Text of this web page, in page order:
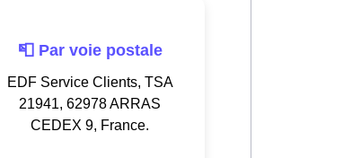
📮 Par voie postale
EDF Service Clients, TSA
21941, 62978 ARRAS
CEDEX 9, France.